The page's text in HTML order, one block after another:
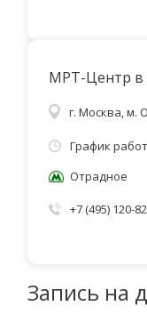
МРТ-Центр в
г. Москва, м.
График
Отрадное
+7 (495) 120-
Запись на